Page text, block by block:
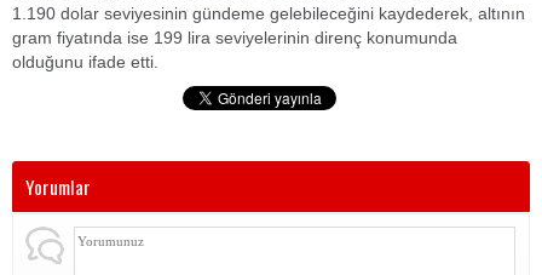
1.190 dolar seviyesinin gündeme gelebileceğini kaydederek, altının
gram fiyatında ise 199 lira seviyelerinin direnç konumunda
olduğunu ifade etti.
Yorumlar